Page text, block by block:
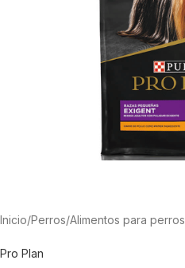
Inicio/Perros/Alimentos para perros
Pro Plan